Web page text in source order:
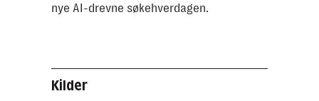
nye AI-drevne søkehverdagen.
Kilder